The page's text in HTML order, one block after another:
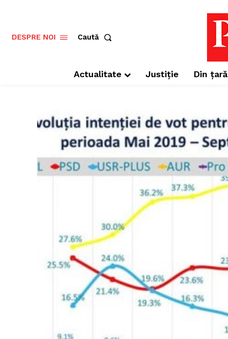
DESPRE NOI Caută
Actualitate Justiție Din țară